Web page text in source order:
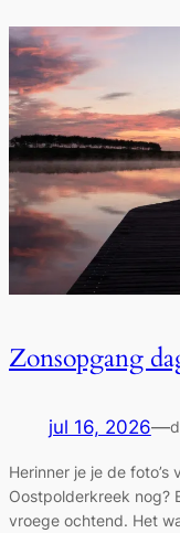
Zonsopgang
jul 16, 2026—
Herinner je je de
Oostpolderkreek nog?
vroege ochtend. Het